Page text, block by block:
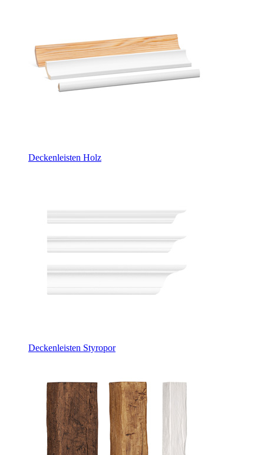
Deckenleisten Holz
Deckenleisten Styropor